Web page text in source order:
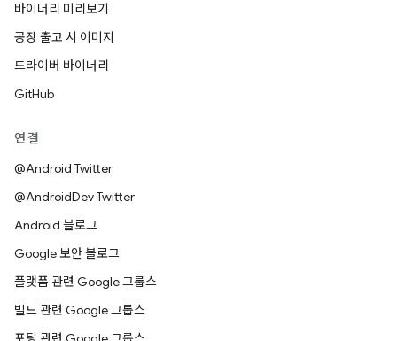
바이너리 미리보기
공장 출고 시 이미지
드라이버 바이너리
GitHub
연결
@Android Twitter
@AndroidDev Twitter
Android 블로그
Google 보안 블로그
플랫폼 관련 Google 그룹스
빌드 관련 Google 그룹스